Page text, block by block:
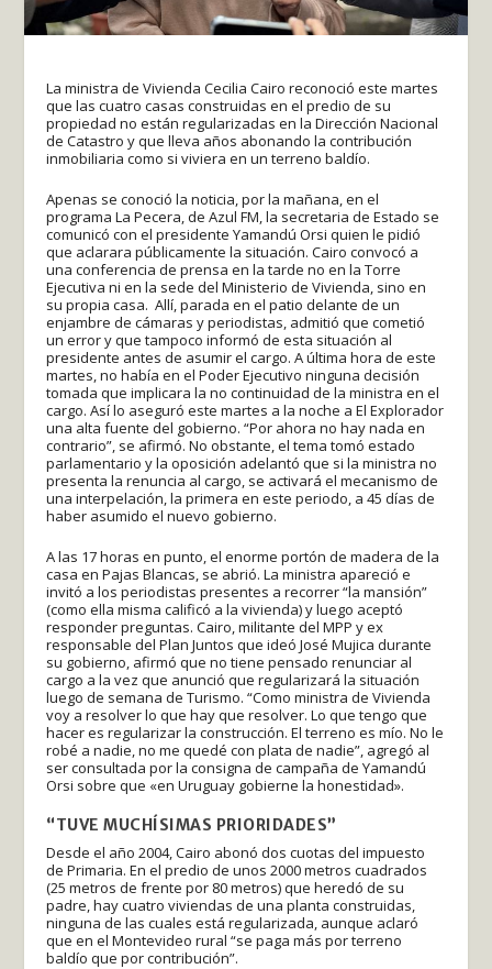
La ministra de Vivienda Cecilia Cairo reconoció este martes
que las cuatro casas construidas en el predio de su
propiedad no están regularizadas en la Dirección Nacional
de Catastro y que lleva años abonando la contribución
inmobiliaria como si viviera en un terreno baldío.
Apenas se conoció la noticia, por la mañana, en el
programa La Pecera, de Azul FM, la secretaria de Estado se
comunicó con el presidente Yamandú Orsi quien le pidió
que aclarara públicamente la situación. Cairo convocó a
una conferencia de prensa en la tarde no en la Torre
Ejecutiva ni en la sede del Ministerio de Vivienda, sino en
su propia casa. Allí, parada en el patio delante de un
enjambre de cámaras y periodistas, admitió que cometió
un error y que tampoco informó de esta situación al
presidente antes de asumir el cargo. A última hora de este
martes, no había en el Poder Ejecutivo ninguna decisión
tomada que implicara la no continuidad de la ministra en el
cargo. Así lo aseguró este martes a la noche a El Explorador
una alta fuente del gobierno. “Por ahora no hay nada en
contrario”, se afirmó. No obstante, el tema tomó estado
parlamentario y la oposición adelantó que si la ministra no
presenta la renuncia al cargo, se activará el mecanismo de
una interpelación, la primera en este periodo, a 45 días de
haber asumido el nuevo gobierno.
A las 17 horas en punto, el enorme portón de madera de la
casa en Pajas Blancas, se abrió. La ministra apareció e
invitó a los periodistas presentes a recorrer “la mansión”
(como ella misma calificó a la vivienda) y luego aceptó
responder preguntas. Cairo, militante del MPP y ex
responsable del Plan Juntos que ideó José Mujica durante
su gobierno, afirmó que no tiene pensado renunciar al
cargo a la vez que anunció que regularizará la situación
luego de semana de Turismo. “Como ministra de Vivienda
voy a resolver lo que hay que resolver. Lo que tengo que
hacer es regularizar la construcción. El terreno es mío. No le
robé a nadie, no me quedé con plata de nadie”, agregó al
ser consultada por la consigna de campaña de Yamandú
Orsi sobre que «en Uruguay gobierne la honestidad».
“TUVE MUCHÍSIMAS PRIORIDADES”
Desde el año 2004, Cairo abonó dos cuotas del impuesto
de Primaria. En el predio de unos 2000 metros cuadrados
(25 metros de frente por 80 metros) que heredó de su
padre, hay cuatro viviendas de una planta construidas,
ninguna de las cuales está regularizada, aunque aclaró
que en el Montevideo rural “se paga más por terreno
baldío que por contribución”.